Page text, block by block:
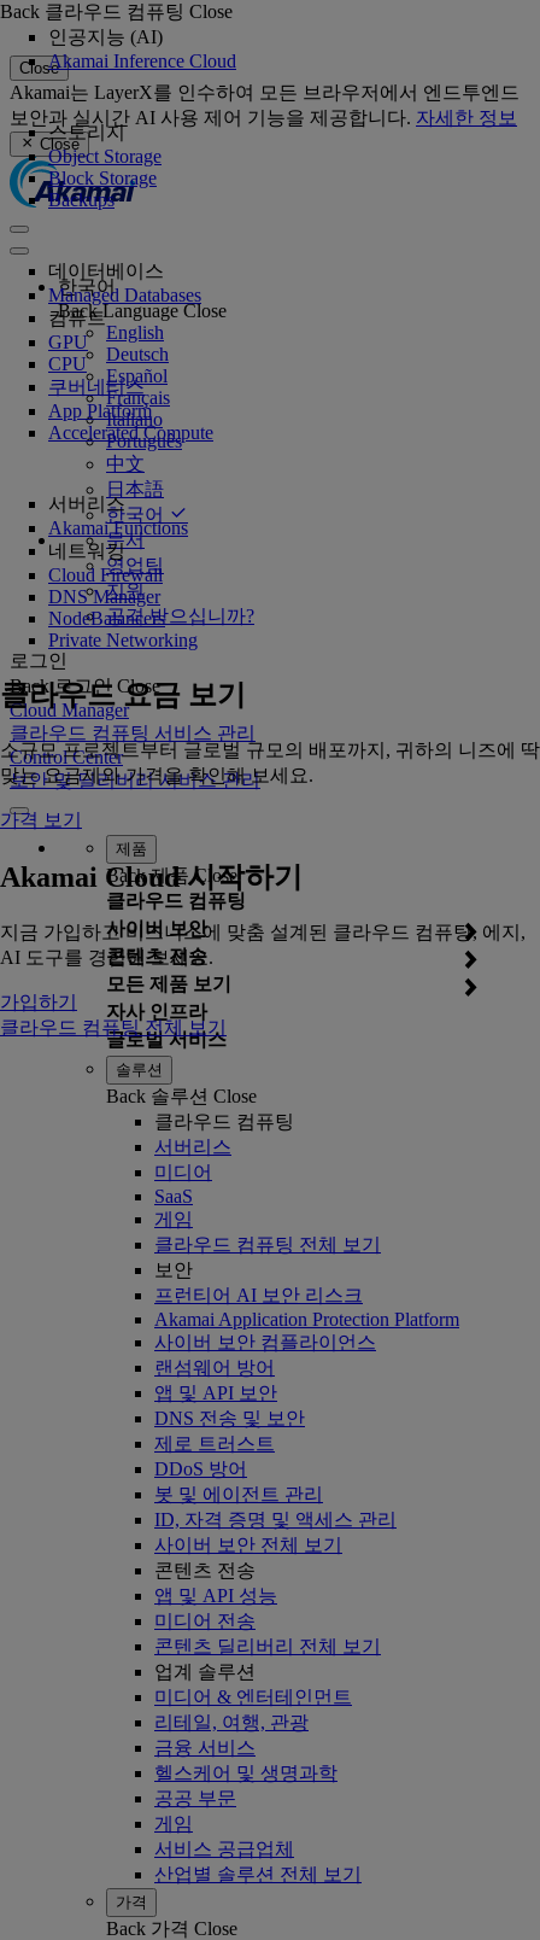
Close
Akamai는 LayerX를 인수하여 모든 브라우저에서 엔드투엔드
보안과 실시간 AI 사용 제어 기능을 제공합니다. 자세한 정보
Close
한국어
Back Language Close
English
Deutsch
Español
Français
Italiano
Português
中文
日本語
한국어
문서
영업팀
지원
공격 받으십니까?
로그인
Back 로그인 Close
Cloud Manager
클라우드 컴퓨팅 서비스 관리
Control Center
보안 및 딜리버리 서비스 관리
제품
Back 제품 Close
클라우드 컴퓨팅
사이버 보안
콘텐츠 전송
모든 제품 보기
자사 인프라
글로벌 서비스
Back 클라우드 컴퓨팅 Close
인공지능 (AI)
Akamai Inference Cloud
스토리지
Object Storage
Block Storage
Backups
데이터베이스
Managed Databases
컴퓨트
GPU
CPU
쿠버네티스
App Platform
Accelerated Compute
서버리스
Akamai Functions
네트워킹
Cloud Firewall
DNS Manager
NodeBalancers
Private Networking
클라우드 요금 보기
소규모 프로젝트부터 글로벌 규모의 배포까지, 귀하의 니즈에 딱
맞는 요금제와 가격을 확인해 보세요.
가격 보기
Akamai Cloud 시작하기
지금 가입하고 비즈니스에 맞춤 설계된 클라우드 컴퓨팅, 에지,
AI 도구를 경험해 보세요.
가입하기
클라우드 컴퓨팅 전체 보기
솔루션
Back 솔루션 Close
클라우드 컴퓨팅
서버리스
미디어
SaaS
게임
클라우드 컴퓨팅 전체 보기
보안
프런티어 AI 보안 리스크
Akamai Application Protection Platform
사이버 보안 컴플라이언스
랜섬웨어 방어
앱 및 API 보안
DNS 전송 및 보안
제로 트러스트
DDoS 방어
봇 및 에이전트 관리
ID, 자격 증명 및 액세스 관리
사이버 보안 전체 보기
콘텐츠 전송
앱 및 API 성능
미디어 전송
콘텐츠 딜리버리 전체 보기
업계 솔루션
미디어 & 엔터테인먼트
리테일, 여행, 관광
금융 서비스
헬스케어 및 생명과학
공공 부문
게임
서비스 공급업체
산업별 솔루션 전체 보기
가격
Back 가격 Close